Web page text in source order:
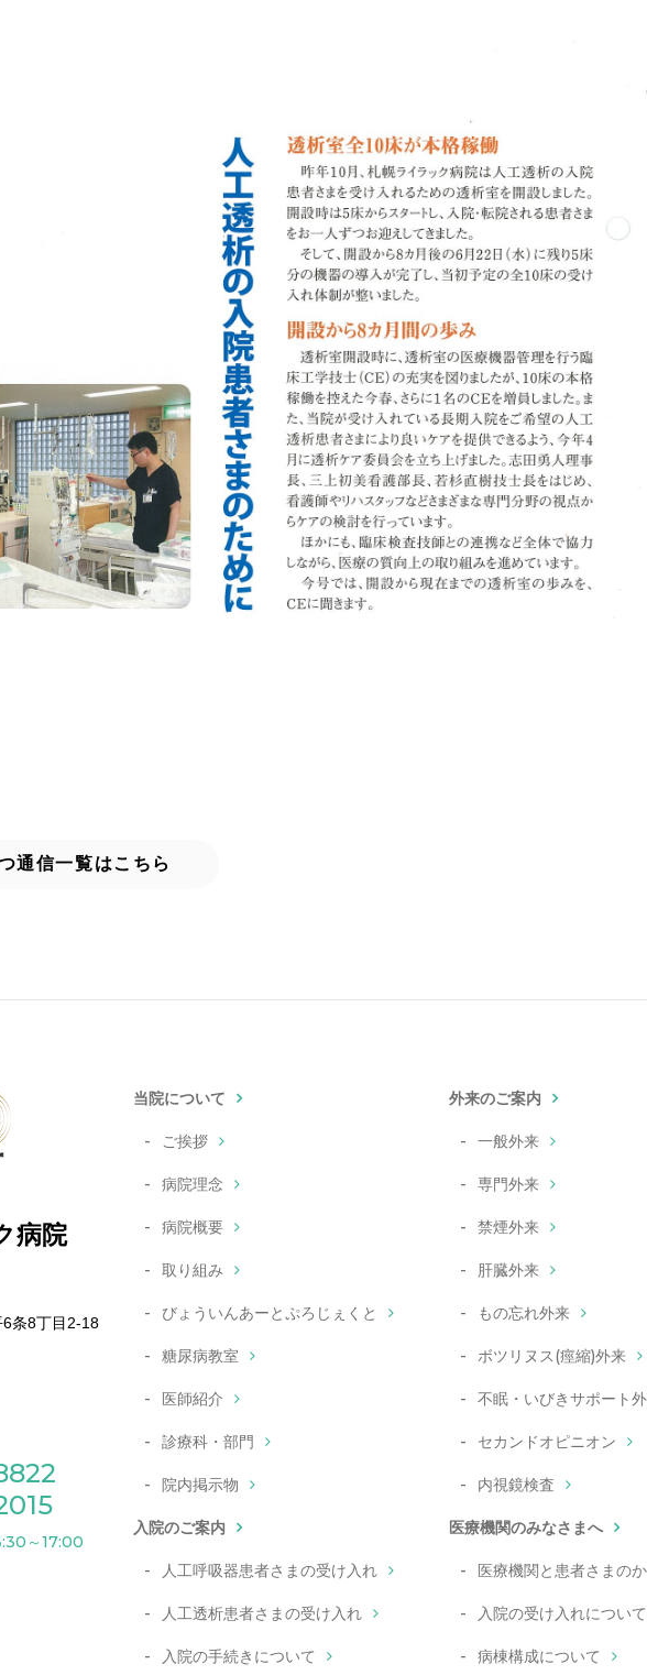
通信一覧はこちら
病院
条8丁目2-18
～17:00
当院について
ご挨拶
病院理念
病院概要
取り組み
びょういんあーとぷろじぇくと
糖尿病教室
医師紹介
診療科・部門
院内掲示物
入院のご案内
人工呼吸器患者さまの受け入れ
人工透析患者さまの受け入れ
入院の手続きについて
外来のご案内
一般外来
専門外来
禁煙外来
肝臓外来
もの忘れ外来
ボツリヌス(痙縮)外来
不眠・いびきサポート
セカンドオピニオン
内視鏡検査
医療機関のみなさまへ
医療機関と患者さまの
入院の受け入れについて
病棟構成について